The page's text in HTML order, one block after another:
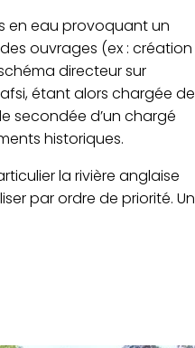
en eau provoquant un
ouvrages (ex : création
directeur sur
étant alors chargée de
secondée d’un chargé
historiques.
la rivière anglaise
par ordre de priorité. Un